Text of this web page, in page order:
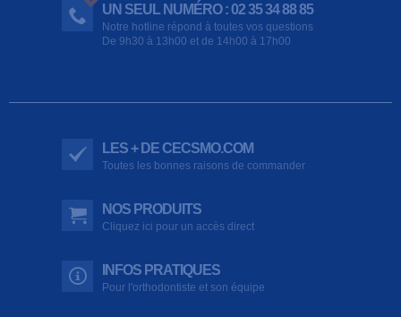
UN SEUL NUMÉRO : 02 35 34 88 85
Notre hotline répond à toutes vos questions
De 9h30 à 13h00 et de 14h00 à 17h00
LES + DE CECSMO.COM
Toutes les bonnes raisons de commander
NOS PRODUITS
Cliquez ici pour un accès direct
INFOS PRATIQUES
Pour l'orthodontiste et son équipe